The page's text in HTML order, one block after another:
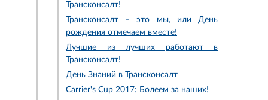
Трансконсалт!
Трансконсалт – это мы, или День
рождения отмечаем вместе!
Лучшие из лучших работают в
Трансконсалт!
День Знаний в Трансконсалт
Carrier's Cup 2017: Болеем за наших!